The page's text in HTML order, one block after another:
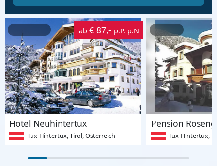
ab € 87,- p.P. p.N
Hotel Neuhintertux
Tux-Hintertux, Tirol, Österreich
Pension
Tux-Hintertux,